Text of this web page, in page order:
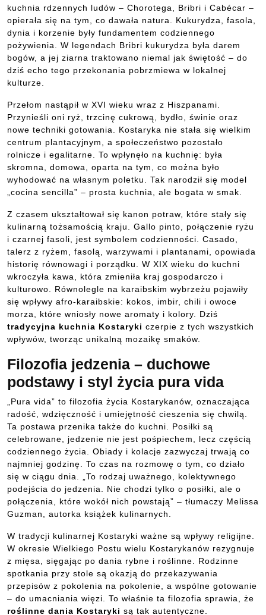
kuchnia rdzennych ludów – Chorotega, Bribri i Cabécar –
opierała się na tym, co dawała natura. Kukurydza, fasola,
dynia i korzenie były fundamentem codziennego
pożywienia. W legendach Bribri kukurydza była darem
bogów, a jej ziarna traktowano niemal jak świętość – do
dziś echo tego przekonania pobrzmiewa w lokalnej
kulturze.
Przełom nastąpił w XVI wieku wraz z Hiszpanami.
Przynieśli oni ryż, trzcinę cukrową, bydło, świnie oraz
nowe techniki gotowania. Kostaryka nie stała się wielkim
centrum plantacyjnym, a społeczeństwo pozostało
rolnicze i egalitarne. To wpłynęło na kuchnię: była
skromna, domowa, oparta na tym, co można było
wyhodować na własnym poletku. Tak narodził się model
„cocina sencilla” – prosta kuchnia, ale bogata w smak.
Z czasem ukształtował się kanon potraw, które stały się
kulinarną tożsamością kraju. Gallo pinto, połączenie ryżu
i czarnej fasoli, jest symbolem codzienności. Casado,
talerz z ryżem, fasolą, warzywami i plantanami, opowiada
historię równowagi i porządku. W XIX wieku do kuchni
wkroczyła kawa, która zmieniła kraj gospodarczo i
kulturowo. Równolegle na karaibskim wybrzeżu pojawiły
się wpływy afro-karaibskie: kokos, imbir, chili i owoce
morza, które wniosły nowe aromaty i kolory. Dziś
tradycyjna kuchnia Kostaryki czerpie z tych wszystkich
wpływów, tworząc unikalną mozaikę smaków.
Filozofia jedzenia – duchowe
podstawy i styl życia pura vida
„Pura vida” to filozofia życia Kostarykanów, oznaczająca
radość, wdzięczność i umiejętność cieszenia się chwilą.
Ta postawa przenika także do kuchni. Posiłki są
celebrowane, jedzenie nie jest pośpiechem, lecz częścią
codziennego życia. Obiady i kolacje zazwyczaj trwają co
najmniej godzinę. To czas na rozmowę o tym, co działo
się w ciągu dnia. „To rodzaj uważnego, kolektywnego
podejścia do jedzenia. Nie chodzi tylko o posiłki, ale o
połączenia, które wokół nich powstają” – tłumaczy Melissa
Guzman, autorka książek kulinarnych.
W tradycji kulinarnej Kostaryki ważne są wpływy religijne.
W okresie Wielkiego Postu wielu Kostarykanów rezygnuje
z mięsa, sięgając po dania rybne i roślinne. Rodzinne
spotkania przy stole są okazją do przekazywania
przepisów z pokolenia na pokolenie, a wspólne gotowanie
– do umacniania więzi. To właśnie ta filozofia sprawia, że
roślinne dania Kostaryki są tak autentyczne.